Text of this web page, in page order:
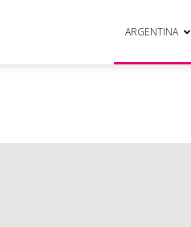
ARGENTINA